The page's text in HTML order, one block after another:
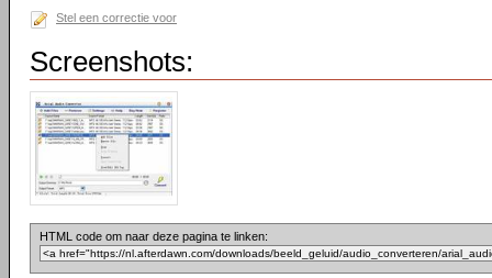
Stel een correctie voor
Screenshots:
HTML code om naar deze pagina te linken: